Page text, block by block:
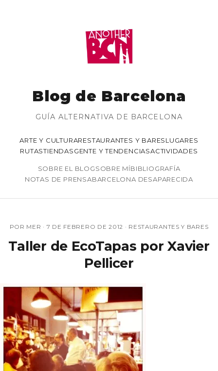
Blog de Barcelona
GUÍA ALTERNATIVA DE BARCELONA
ARTE Y CULTURARESTAURANTES Y BARESLUGARES
RUTASTIENDASGENTE Y TENDENCIASACTIVIDADES
SOBRE EL BLOGSOBRE MÍBIBLIOGRAFÍA
NOTAS DE PRENSABARCELONA DESAPARECIDA
POR MER · 7 DE FEBRERO DE 2012 · RESTAURANTES Y BARES
Taller de EcoTapas por Xavier
Pellicer